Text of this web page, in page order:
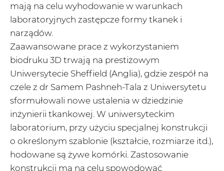
mają na celu wyhodowanie w warunkach
laboratoryjnych zastępcze formy tkanek i
narządów.
Zaawansowane prace z wykorzystaniem
biodruku 3D trwają na prestiżowym
Uniwersytecie Sheffield (Anglia), gdzie zespół na
czele z dr Samem Pashneh-Tala z Uniwersytetu
sformułowali nowe ustalenia w dziedzinie
inżynierii tkankowej. W uniwersyteckim
laboratorium, przy użyciu specjalnej konstrukcji
o określonym szablonie (kształcie, rozmiarze itd.),
hodowane są żywe komórki. Zastosowanie
konstrukcji ma na celu spowodować